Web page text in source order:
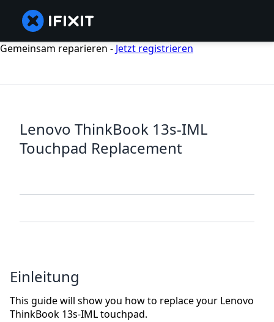
Gemeinsam reparieren - Jetzt registrieren
Lenovo ThinkBook 13s-IML
Touchpad Replacement
Einleitung
This guide will show you how to replace your Lenovo
ThinkBook 13s-IML touchpad.